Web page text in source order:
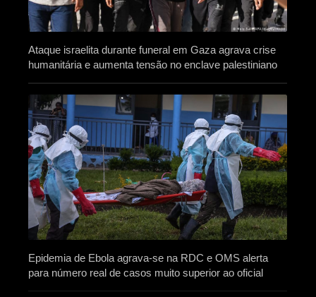
Ataque israelita durante funeral em Gaza agrava crise
humanitária e aumenta tensão no enclave palestiniano
Epidemia de Ebola agrava-se na RDC e OMS alerta
para número real de casos muito superior ao oficial